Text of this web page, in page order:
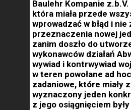
Baulehr Kompanie
która miała przede
wprowadzać w błąd i
przeznaczenia nowej
zanim doszło do
wykonawców działań
wywiad i kontrwywiad
w teren powołane ad
zadaniowe, które miały
wyznaczony jeden
z jego osiągnięciem